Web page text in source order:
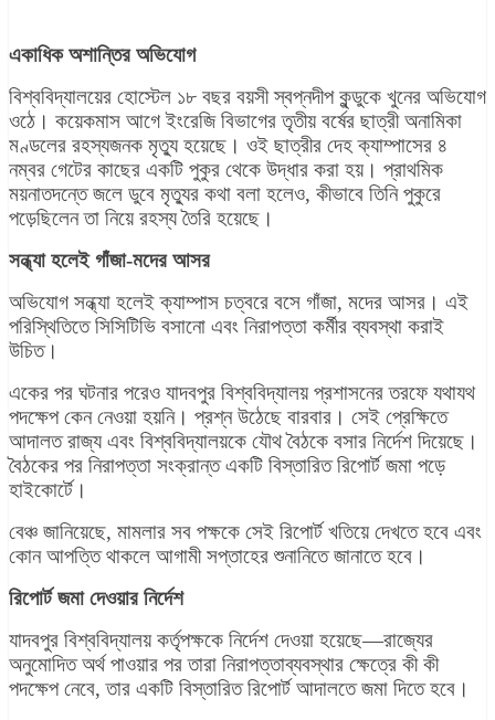
একাধিক অশান্তির অভিযোগ
বিশ্ববিদ্যালয়ের হোস্টেল ১৮ বছর বয়সী স্বপ্নদীপ কুন্ডুকে খুনের অভিযোগ
ওঠে। কয়েকমাস আগে ইংরেজি বিভাগের তৃতীয় বর্ষের ছাত্রী অনামিকা
মণ্ডলের রহস্যজনক মৃত্যু হয়েছে। ওই ছাত্রীর দেহ ক্যাম্পাসের ৪
নম্বর গেটের কাছের একটি পুকুর থেকে উদ্ধার করা হয়। প্রাথমিক
ময়নাতদন্তে জলে ডুবে মৃত্যুর কথা বলা হলেও, কীভাবে তিনি পুকুরে
পড়েছিলেন তা নিয়ে রহস্য তৈরি হয়েছে।
সন্ধ্যা হলেই গাঁজা-মদের আসর
অভিযোগ সন্ধ্যা হলেই ক্যাম্পাস চত্বরে বসে গাঁজা, মদের আসর। এই
পরিস্থিতিতে সিসিটিভি বসানো এবং নিরাপত্তা কর্মীর ব্যবস্থা করাই
উচিত।
একের পর ঘটনার পরেও যাদবপুর বিশ্ববিদ্যালয় প্রশাসনের তরফে যথাযথ
পদক্ষেপ কেন নেওয়া হয়নি। প্রশ্ন উঠেছে বারবার। সেই প্রেক্ষিতে
আদালত রাজ্য এবং বিশ্ববিদ্যালয়কে যৌথ বৈঠকে বসার নির্দেশ দিয়েছে।
বৈঠকের পর নিরাপত্তা সংক্রান্ত একটি বিস্তারিত রিপোর্ট জমা পড়ে
হাইকোর্টে।
বেঞ্চ জানিয়েছে, মামলার সব পক্ষকে সেই রিপোর্ট খতিয়ে দেখতে হবে এবং
কোন আপত্তি থাকলে আগামী সপ্তাহের শুনানিতে জানাতে হবে।
রিপোর্ট জমা দেওয়ার নির্দেশ
যাদবপুর বিশ্ববিদ্যালয় কর্তৃপক্ষকে নির্দেশ দেওয়া হয়েছে—রাজ্যের
অনুমোদিত অর্থ পাওয়ার পর তারা নিরাপত্তাব্যবস্থার ক্ষেত্রে কী কী
পদক্ষেপ নেবে, তার একটি বিস্তারিত রিপোর্ট আদালতে জমা দিতে হবে।